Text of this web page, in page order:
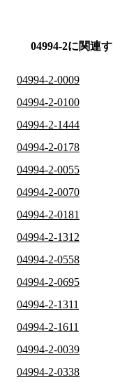
04994-2に関連
04994-2-0009
04994-2-0100
04994-2-1444
04994-2-0178
04994-2-0055
04994-2-0070
04994-2-0181
04994-2-1312
04994-2-0558
04994-2-0695
04994-2-1311
04994-2-1611
04994-2-0039
04994-2-0338